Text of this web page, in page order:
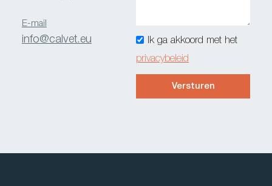
E-mail
info@calvet.eu
Ik ga akkoord met het
privacybeleid
Versturen